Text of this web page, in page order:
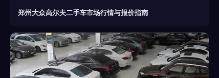
郑州大众高尔夫二手车市场行情与报价指南